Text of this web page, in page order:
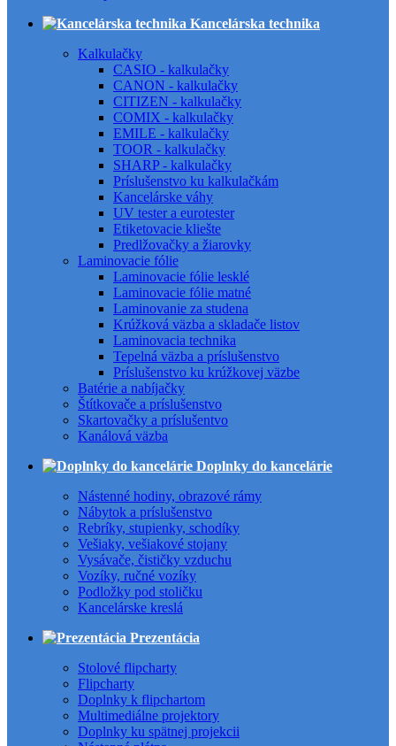
Kancelárska technika
Kalkulačky
CASIO - kalkulačky
CANON - kalkulačky
CITIZEN - kalkulačky
COMIX - kalkulačky
EMILE - kalkulačky
TOOR - kalkulačky
SHARP - kalkulačky
Príslušenstvo ku kalkulačkám
Kancelárske váhy
UV tester a eurotester
Etiketovacie kliešte
Predlžovačky a žiarovky
Laminovacie fólie
Laminovacie fólie lesklé
Laminovacie fólie matné
Laminovanie za studena
Krúžková väzba a skladače listov
Laminovacia technika
Tepelná väzba a príslušenstvo
Príslušenstvo ku krúžkovej väzbe
Batérie a nabíjačky
Štítkovače a príslušenstvo
Skartovačky a príslušentvo
Kanálová väzba
Doplnky do kancelárie
Nástenné hodiny, obrazové rámy
Nábytok a príslušenstvo
Rebríky, stupienky, schodíky
Vešiaky, vešiakové stojany
Vysávače, čističky vzduchu
Vozíky, ručné vozíky
Podložky pod stoličku
Kancelárske kreslá
Prezentácia
Stolové flipcharty
Flipcharty
Doplnky k flipchartom
Multimediálne projektory
Doplnky ku spätnej projekcii